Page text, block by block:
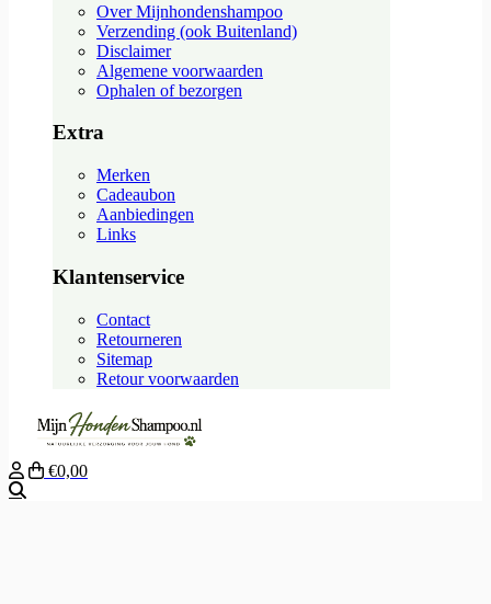
Over Mijnhondenshampoo
Verzending (ook Buitenland)
Disclaimer
Algemene voorwaarden
Ophalen of bezorgen
Extra
Merken
Cadeaubon
Aanbiedingen
Links
Klantenservice
Contact
Retourneren
Sitemap
Retour voorwaarden
€0,00